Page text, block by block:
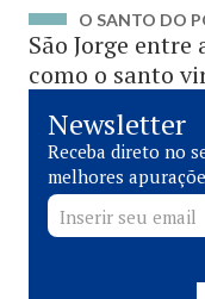
O SANTO DO
São Jorge
como o santo
Newsletter
Receba direto no
melhores